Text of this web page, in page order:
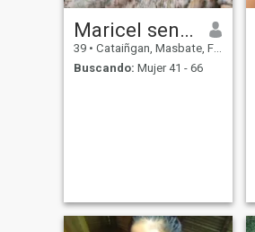
Maricel senoy opon
39 • Cataiñgan, Masbate, Filipinas
Buscando: Mujer 41 - 66